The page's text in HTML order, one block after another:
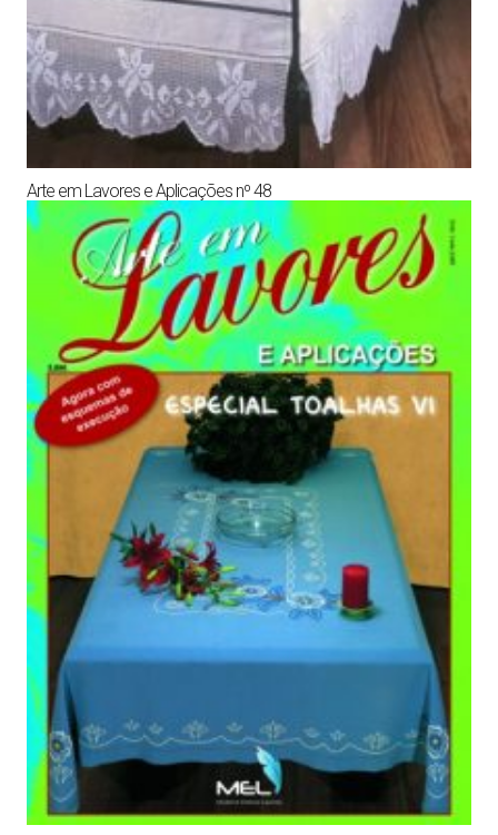
Arte em Lavores e Aplicações nº 48